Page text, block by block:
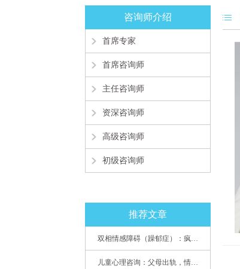
咨询师介绍
首席专家
首席咨询师
主任咨询师
资深咨询师
高级咨询师
初级咨询师
推荐文章
双相情感障碍（躁郁症）：疯子如何走向天才
儿童心理咨询：父母出轨，情感混乱孩子内心的隐秘